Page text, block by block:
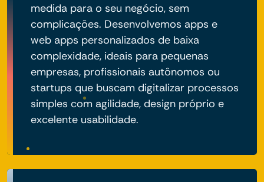
medida para o seu negócio, sem
complicações. Desenvolvemos apps e
web apps personalizados de baixa
complexidade, ideais para pequenas
empresas, profissionais autônomos ou
startups que buscam digitalizar processos
simples com agilidade, design próprio e
excelente usabilidade.